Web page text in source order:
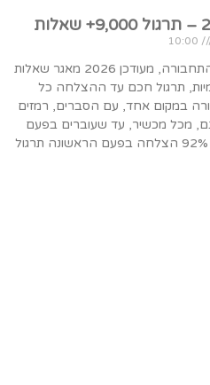
מאגר השאלות הרשמי של משרד התחבורה, מעודכן 2026 מאגר שאלות
שאלות רשמיות, תרגול חכם עד ההצלחה כל
במקום אחד, עם הסברים, רמזים
חינם, מכל מכשיר, עד שעוברים בפעם
הראשונה. 9,000+ שאלות במאגר 92% הצלחה בפעם הראשונה תרגול